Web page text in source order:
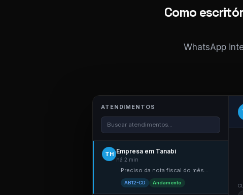
Como
WhatsApp
ATENDIMENTOS
Buscar atendimentos...
TH Empresa em Tanabi
há 2 min
Preciso da nota fiscal do mês...
AB12-CD Andamento